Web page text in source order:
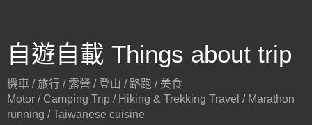
自遊自載 Things about trip
機車 / 旅行 / 露營 / 登山 / 路跑 / 美食
Motor / Camping Trip / Hiking & Trekking Travel / Marathon
running / Taiwanese cuisine